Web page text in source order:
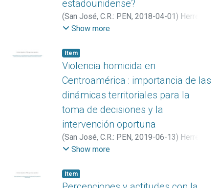
estadounidense?
(San José, C.R.: PEN, 2018-04-01) Herrera
Rodríguez, Mario
Show more
Item
Violencia homicida en
Centroamérica : importancia de las
dinámicas territoriales para la
toma de decisiones y la
intervención oportuna
(San José, C.R.: PEN, 2019-06-13) Herrera
Rodríguez, Mario
Show more
Item